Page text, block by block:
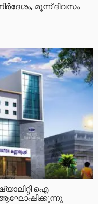
മൂന്ന് ദിവസം
ഐ
ആഘോഷിക്കുന്നു